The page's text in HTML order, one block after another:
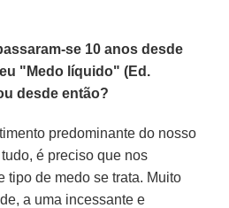
se 10 anos desde
"Medo líquido" (Ed.
desde então?
predominante do nosso
é preciso que nos
tipo de medo se trata. Muito
a uma incessante e